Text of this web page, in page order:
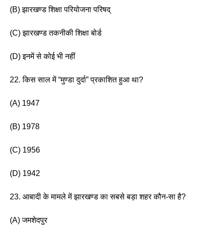
(B) झारखण्ड शिक्षा परियोजना परिषद्
(C) झारखण्ड तकनीकी शिक्षा बोर्ड
(D) इनमें से कोई भी नहीं
22. किस साल में “मुण्डा दुर्दा” प्रकाशित हुआ था?
(A) 1947
(B) 1978
(C) 1956
(D) 1942
23. आबादी के मामले में झारखण्ड का सबसे बड़ा शहर कौन-सा है?
(A) जमशेदपुर